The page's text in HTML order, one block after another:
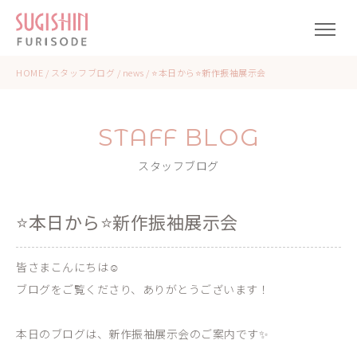
HOME / スタッフブログ / news / ⭐本日から⭐新作振袖展示会
STAFF BLOG
スタッフブログ
⭐本日から⭐新作振袖展示会
皆さまこんにちは☺
ブログをご覧くださり、ありがとうございます！
本日のブログは、新作振袖展示会のご案内です✨